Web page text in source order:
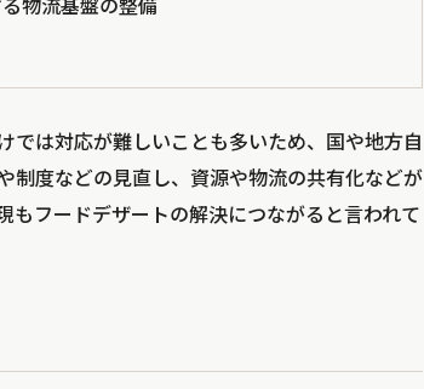
物流基盤の整備
では対応が難しいことも多いため、国や地方自
制度などの見直し、資源や物流の共有化などが
もフードデザートの解決につながると言われて